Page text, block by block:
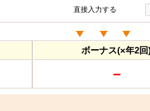
直接入力する
ボーナス(×年2回
－